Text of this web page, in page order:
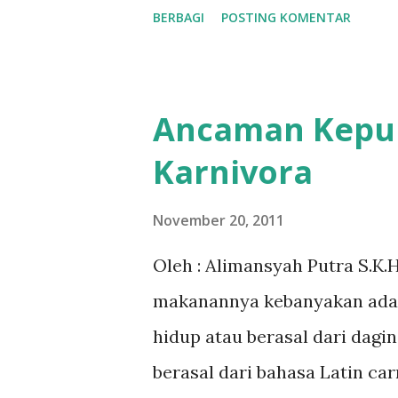
Di dalamnya terdapat
kelembapan, dan perlakuan
memecahkan cangkang.
BERBAGI POSTING KOMENTAR
Ancaman
Karnivora
November 20, 2011
Oleh : Alimansyah Putra
makanannya kebanyakan
hidup atau berasal dari
berasal dari bahasa Latin